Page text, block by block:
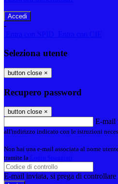
-
Seleziona utente
button close ×
Recupero password
button close ×
E-mail
all'indirizzo indicato con le istruzioni
Non hai una e-mail associata al nome
tramite la
E-mail inviata, si prega di controllare